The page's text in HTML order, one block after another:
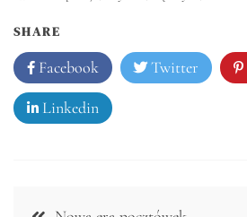
SHARE
Facebook Twitter
Linkedin
Nawigacja